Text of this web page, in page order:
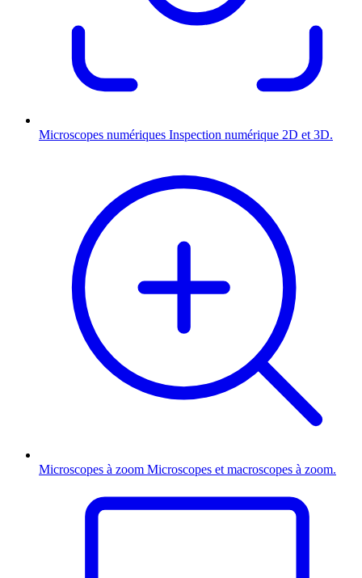
Microscopes numériques Inspection numérique 2D et 3D.
Microscopes à zoom Microscopes et macroscopes à zoom.